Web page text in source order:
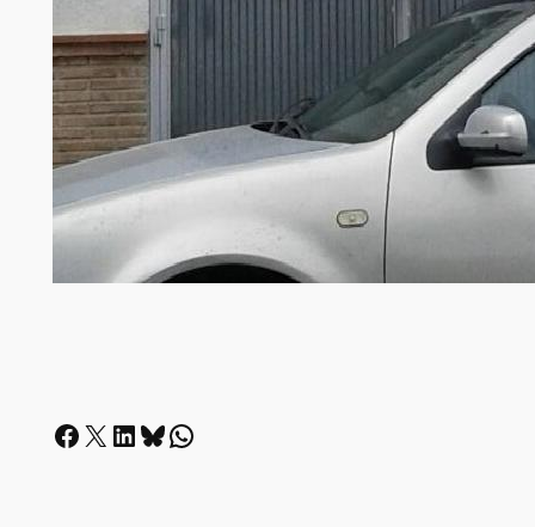
Facebook X LinkedIn Bluesky Whatsapp